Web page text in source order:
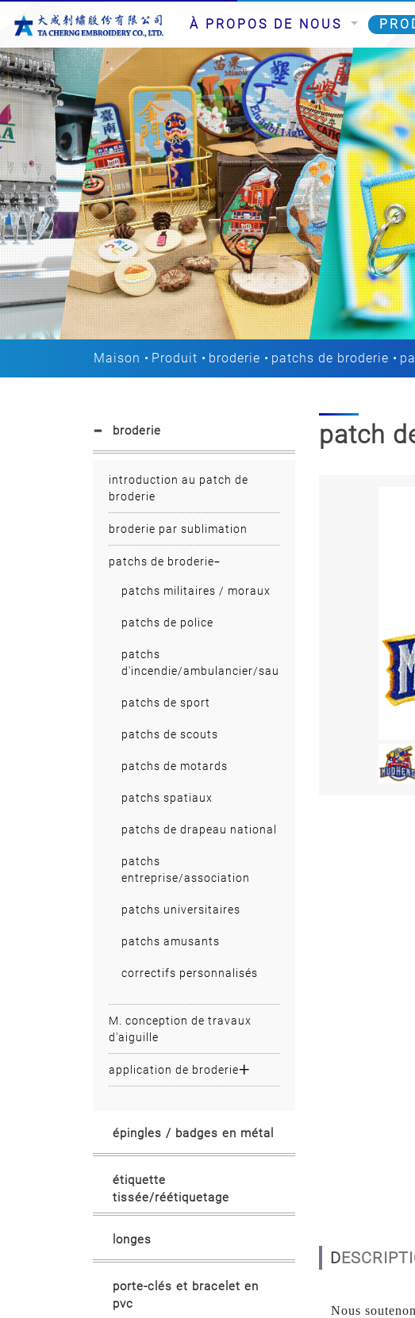
À PROPOS DE NOUS
Maison Produit broderie patchs de broderie
broderie
introduction au patch de
broderie
broderie par sublimation
patchs de broderie
patchs militaires / moraux
patchs de police
patchs
d'incendie/ambulancier/sauvetage
patchs de sport
patchs de scouts
patchs de motards
patchs spatiaux
patchs de drapeau national
patchs
entreprise/association
patchs universitaires
patchs amusants
correctifs personnalisés
M. conception de travaux
d'aiguille
application de broderie
épingles / badges en métal
étiquette
tissée/réétiquetage
longes
porte-clés et bracelet en
pvc
patch
Nous